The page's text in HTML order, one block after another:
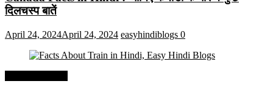
दिलचस्प बातें
April 24, 2024April 24, 2024 easyhindiblogs 0